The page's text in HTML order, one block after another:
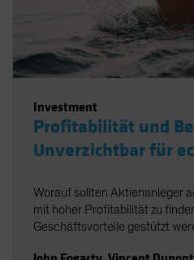
Investment
Profitabilität und
Unverzichtbar für
Worauf sollten Aktienanleger
mit hoher Profitabilität zu
Geschäftsvorteile gestützt